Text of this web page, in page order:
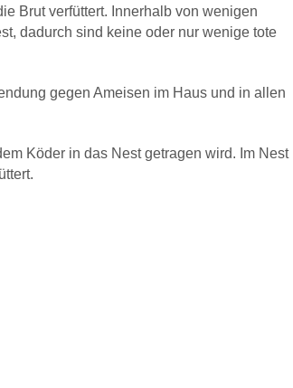
Brut verfüttert. Innerhalb von wenigen
dadurch sind keine oder nur wenige tote
gegen Ameisen im Haus und in allen
Köder in das Nest getragen wird. Im Nest